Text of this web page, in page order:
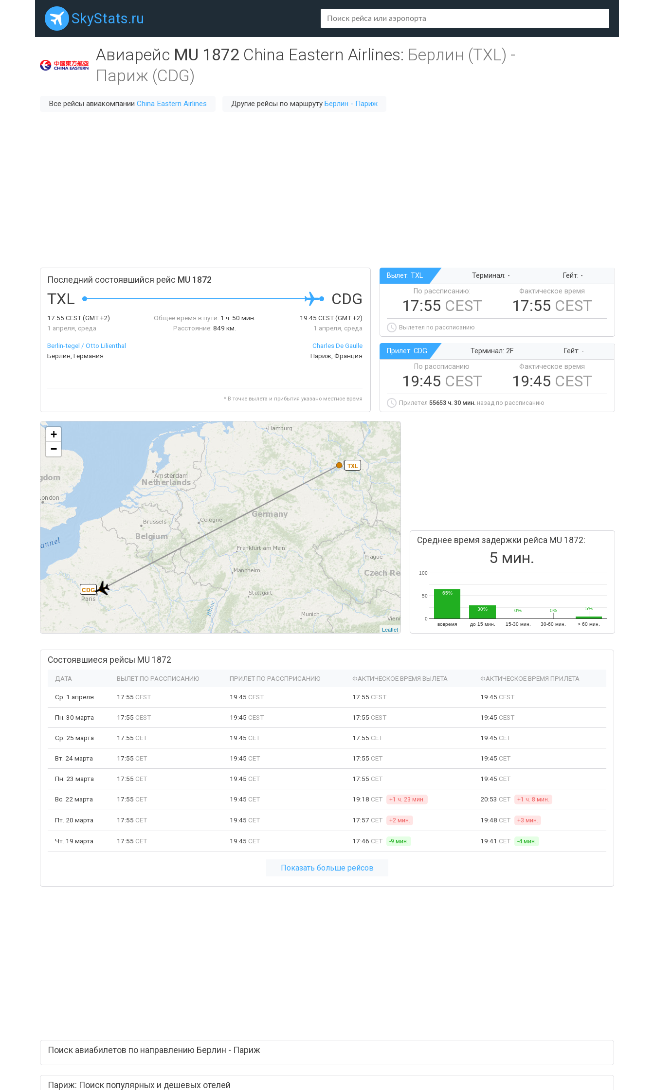
SkyStats.ru
Авиарейс MU 1872 China Eastern Airlines: Берлин (TXL) -
Париж (CDG)
Все рейсы авиакомпании China Eastern Airlines Другие рейсы по маршруту Берлин - Париж
Последний состоявшийся рейс MU 1872
TXL CDG
17:55 CEST(GMT +2)
1 апреля, среда
Общее время в пути: 1 ч. 50 мин.
Расстояние: 849 км.
19:45 CEST(GMT +2)
1 апреля, среда
Berlin-tegel / Otto Lilienthal
Берлин, Германия
Charles De Gaulle
Париж, Франция
* В точке вылета и прибытия указано местное время
Вылет: TXL Терминал: -
Гейт: -
По рассписанию:
17:55 CEST
Фактическое время
17:55 CEST
Вылетел по рассписанию
Прилет: CDG Терминал: 2F
Гейт: -
По рассписанию
19:45 CEST
Фактическое время
19:45 CEST
Прилетел 55653 ч. 30 мин. назад по рассписанию
TXL
CDG
+
−
Leaflet
Среднее время задержки рейса MU 1872:
5 мин.
вовремя до 15 мин. 15-30 мин. 30-60 мин. > 60 мин.
0
50
100
65%
30% 0%
0% 0%
0% 5%
5%
Состоявшиеся рейсы MU 1872
ДАТА ВЫЛЕТ ПО РАССПИСАНИЮ ПРИЛЕТ ПО РАССПРИСАНИЮ ФАКТИЧЕСКОЕ ВРЕМЯ ВЫЛЕТА ФАКТИЧЕСКОЕ ВРЕМЯ ПРИЛЕТА
Ср. 1 апреля 17:55 CEST 19:45 CEST 17:55 CEST 19:45 CEST
Пн. 30 марта 17:55 CEST 19:45 CEST 17:55 CEST 19:45 CEST
Ср. 25 марта 17:55 CET 19:45 CET 17:55 CET 19:45 CET
Вт. 24 марта 17:55 CET 19:45 CET 17:55 CET 19:45 CET
Пн. 23 марта 17:55 CET 19:45 CET 17:55 CET 19:45 CET
Вс. 22 марта 17:55 CET 19:45 CET 19:18 CET +1 ч. 23 мин. 20:53 CET +1 ч. 8 мин.
Пт. 20 марта 17:55 CET 19:45 CET 17:57 CET +2 мин. 19:48 CET +3 мин.
Чт. 19 марта 17:55 CET 19:45 CET 17:46 CET -9 мин. 19:41 CET -4 мин.
Показать больше рейсов
Поиск авиабилетов по направлению Берлин - Париж
Париж: Поиск популярных и дешевых отелей